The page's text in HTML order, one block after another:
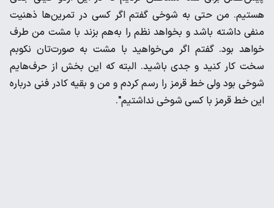
هستیم. من حتی به شوخی گفتم اگر کسی ‌در تمرین‌ها ذهنیت
منفی داشته باشد و بخواهد نظم را به‌هم بزند با مشت من طرف
‌خواهد بود. گفتم اگر می‌خواهید با مشت به صورت‌تان نکوبم
سخت کار کنید و جدی ‌باشید. البته که این بخش از حرف‌هایم
شوخی بود ولی خط قرمز را رسم کردم و من و ‌بقیه کادر فنی درباره
این خط قرمز با کسی شوخی نداشتیم". ‌